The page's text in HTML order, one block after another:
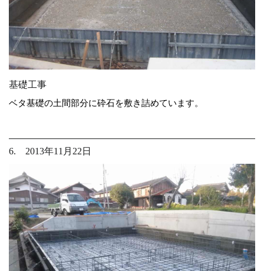
基礎工事
ベタ基礎の土間部分に砕石を敷き詰めています。
6. 2013年11月22日